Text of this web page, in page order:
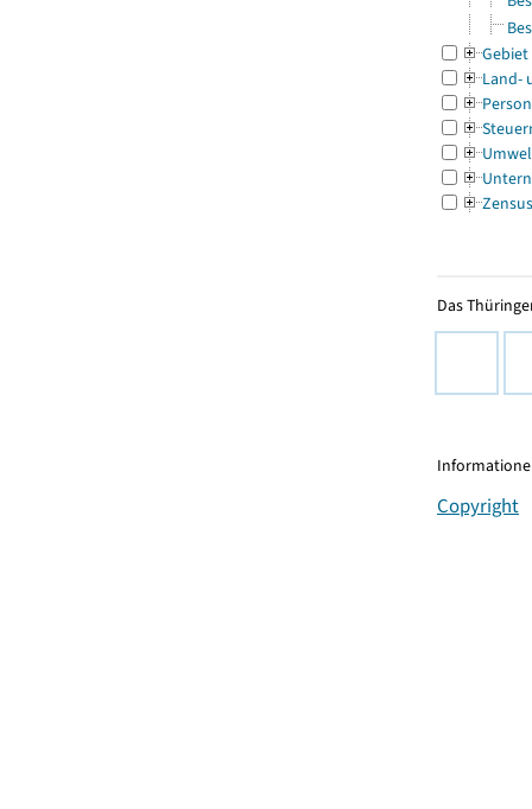
Gebiet
Land-
Zensus
Das
Copyright